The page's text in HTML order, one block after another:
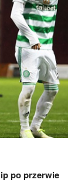
po przerwie